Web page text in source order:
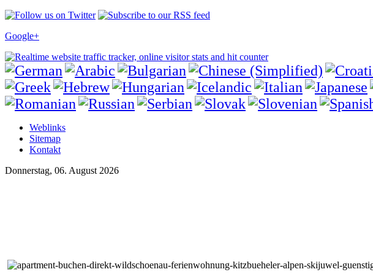
Google+
Weblinks
Sitemap
Kontakt
Donnerstag, 06. August 2026